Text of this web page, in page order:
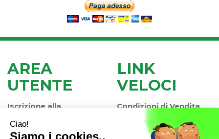
AREA
UTENTE
Iscrizione alla
Newsletter
Contatti
LINK
VELOCI
Condizioni di Vendita
Modalità di Pagamento
Modalità di Spedizione